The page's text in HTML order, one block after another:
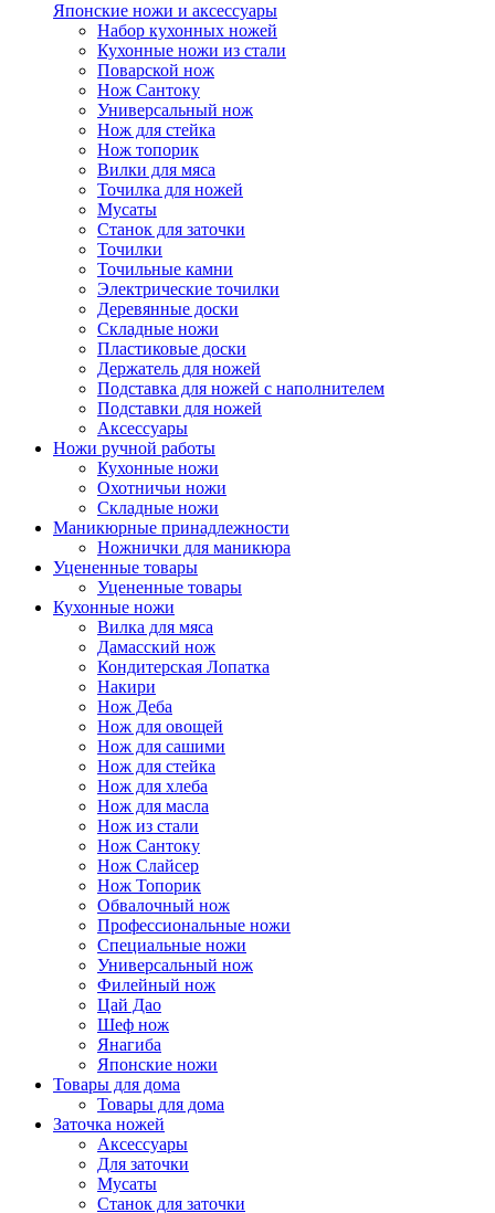
Японские ножи и аксессуары
Набор кухонных ножей
Кухонные ножи из стали
Поварской нож
Нож Сантоку
Универсальный нож
Нож для стейка
Нож топорик
Вилки для мяса
Точилка для ножей
Мусаты
Станок для заточки
Точилки
Точильные камни
Электрические точилки
Деревянные доски
Складные ножи
Пластиковые доски
Держатель для ножей
Подставка для ножей с наполнителем
Подставки для ножей
Аксессуары
Ножи ручной работы
Кухонные ножи
Охотничьи ножи
Складные ножи
Маникюрные принадлежности
Ножнички для маникюра
Уцененные товары
Уцененные товары
Кухонные ножи
Вилка для мяса
Дамасский нож
Кондитерская Лопатка
Накири
Нож Деба
Нож для овощей
Нож для сашими
Нож для стейка
Нож для хлеба
Нож для масла
Нож из стали
Нож Сантоку
Нож Слайсер
Нож Топорик
Обвалочный нож
Профессиональные ножи
Специальные ножи
Универсальный нож
Филейный нож
Цай Дао
Шеф нож
Янагиба
Японские ножи
Товары для дома
Товары для дома
Заточка ножей
Аксессуары
Для заточки
Мусаты
Станок для заточки